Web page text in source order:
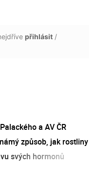
přihlásit /
a AV ČR
způsob, jak rostliny
svých hormonů